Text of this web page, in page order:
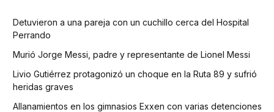
Detuvieron a una pareja con un cuchillo cerca del Hospital
Perrando
Murió Jorge Messi, padre y representante de Lionel Messi
Livio Gutiérrez protagonizó un choque en la Ruta 89 y sufrió
heridas graves
Allanamientos en los gimnasios Exxen con varias detenciones